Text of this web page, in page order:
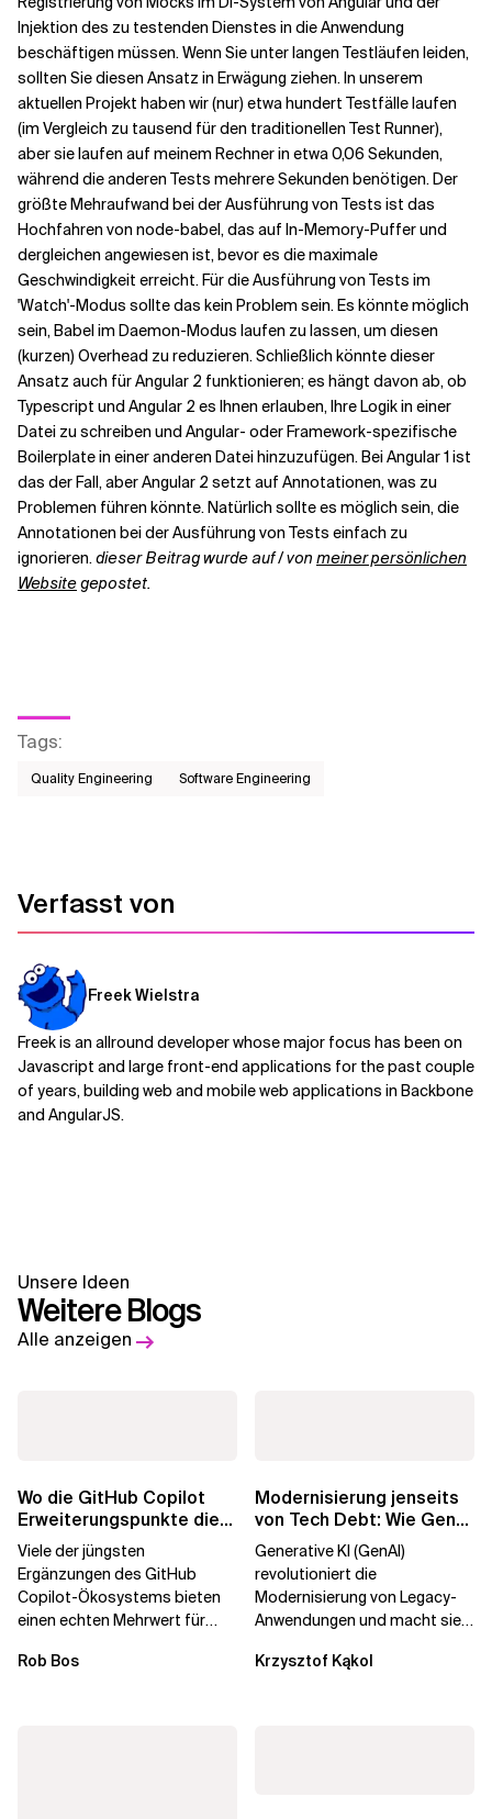
Injektion des zu testenden Dienstes in die Anwendung
beschäftigen müssen. Wenn Sie unter langen Testläufen leiden,
sollten Sie diesen Ansatz in Erwägung ziehen. In unserem
aktuellen Projekt haben wir (nur) etwa hundert Testfälle laufen
(im Vergleich zu tausend für den traditionellen Test Runner),
aber sie laufen auf meinem Rechner in etwa 0,06 Sekunden,
während die anderen Tests mehrere Sekunden benötigen. Der
größte Mehraufwand bei der Ausführung von Tests ist das
Hochfahren von node-babel, das auf In-Memory-Puffer und
dergleichen angewiesen ist, bevor es die maximale
Geschwindigkeit erreicht. Für die Ausführung von Tests im
'Watch'-Modus sollte das kein Problem sein. Es könnte möglich
sein, Babel im Daemon-Modus laufen zu lassen, um diesen
(kurzen) Overhead zu reduzieren. Schließlich könnte dieser
Ansatz auch für Angular 2 funktionieren; es hängt davon ab, ob
Typescript und Angular 2 es Ihnen erlauben, Ihre Logik in einer
Datei zu schreiben und Angular- oder Framework-spezifische
Boilerplate in einer anderen Datei hinzuzufügen. Bei Angular 1 ist
das der Fall, aber Angular 2 setzt auf Annotationen, was zu
Problemen führen könnte. Natürlich sollte es möglich sein, die
Annotationen bei der Ausführung von Tests einfach zu
ignorieren.dieser Beitrag wurde auf / von meiner persönlichen
Websitegepostet.
Tags:
Quality Engineering Software Engineering
Verfasst von
Freek Wielstra
Freek is an allround developer whose major focus has been on
Javascript and large front-end applications for the past couple
of years, building web and mobile web applications in Backbone
and AngularJS.
Unsere Ideen
Weitere Blogs
Alle anzeigen
Wo die GitHub Copilot
Erweiterungspunkte die
Governance brechen
Viele der jüngsten
Ergänzungen des GitHub
Copilot-Ökosystems bieten
einen echten Mehrwert für
aber auch die...
Rob Bos
Modernisierung jenseits
von Tech Debt: Wie GenAI
die
Generative KI (GenAI)
revolutioniert die
Modernisierung von Legacy-
Anwendungen und macht sie
Durch die Automatisierung...
Krzysztof Kąkol